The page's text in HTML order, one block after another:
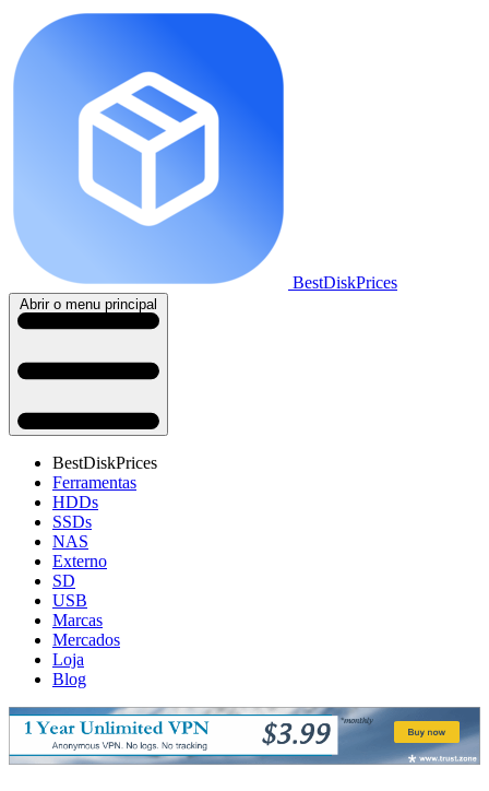
BestDiskPrices
Abrir o menu principal
BestDiskPrices
Ferramentas
HDDs
SSDs
NAS
Externo
SD
USB
Marcas
Mercados
Loja
Blog